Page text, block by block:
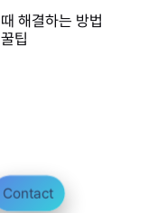
해결하는 방법
팁
Contact